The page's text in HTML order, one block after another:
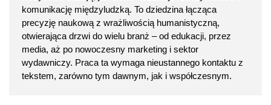
komunikację międzyludzką. To dziedzina łącząca
precyzję naukową z wrażliwością humanistyczną,
otwierająca drzwi do wielu branż – od edukacji, przez
media, aż po nowoczesny marketing i sektor
wydawniczy. Praca ta wymaga nieustannego kontaktu z
tekstem, zarówno tym dawnym, jak i współczesnym.